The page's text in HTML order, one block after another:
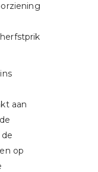
aan
op